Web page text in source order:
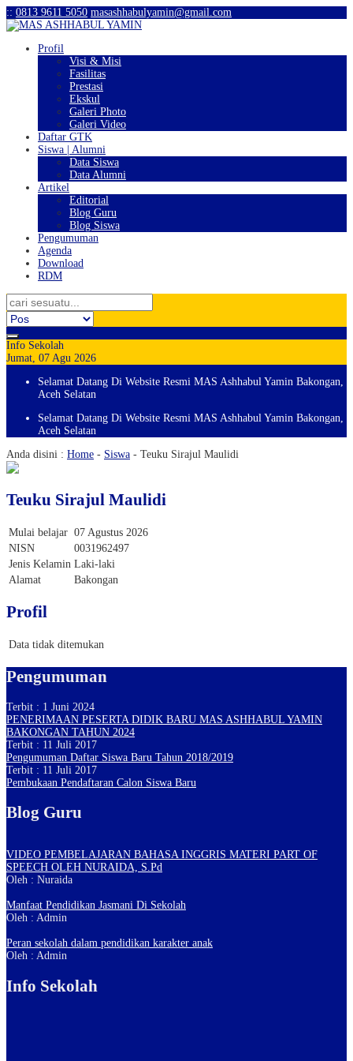
:: 0813 9611 5050 masashhabulyamin@gmail.com
Profil
Visi & Misi
Fasilitas
Prestasi
Ekskul
Galeri Photo
Galeri Video
Daftar GTK
Siswa | Alumni
Data Siswa
Data Alumni
Artikel
Editorial
Blog Guru
Blog Siswa
Pengumuman
Agenda
Download
RDM
Info Sekolah
Jumat, 07 Agu 2026
Selamat Datang Di Website Resmi MAS Ashhabul Yamin Bakongan,
Aceh Selatan
Selamat Datang Di Website Resmi MAS Ashhabul Yamin Bakongan,
Aceh Selatan
Anda disini : Home - Siswa - Teuku Sirajul Maulidi
Teuku Sirajul Maulidi
Mulai belajar 07 Agustus 2026
NISN
0031962497
Jenis Kelamin Laki-laki
Alamat
Bakongan
Profil
Data tidak ditemukan
Pengumuman
Terbit : 1 Juni 2024
PENERIMAAN PESERTA DIDIK BARU MAS ASHHABUL YAMIN
BAKONGAN TAHUN 2024
Terbit : 11 Juli 2017
Pengumuman Daftar Siswa Baru Tahun 2018/2019
Terbit : 11 Juli 2017
Pembukaan Pendaftaran Calon Siswa Baru
Blog Guru
VIDEO PEMBELAJARAN BAHASA INGGRIS MATERI PART OF
SPEECH OLEH NURAIDA, S.Pd
Oleh : Nuraida
Manfaat Pendidikan Jasmani Di Sekolah
Oleh : Admin
Peran sekolah dalam pendidikan karakter anak
Oleh : Admin
Info Sekolah